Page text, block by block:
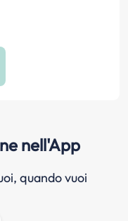
nell'App
quando vuoi